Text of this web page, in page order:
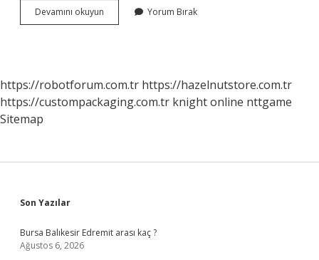
Devamını okuyun
Fırtınası
Yorum Bırak
https://robotforum.com.tr https://hazelnutstore.com.tr
https://custompackaging.com.tr knight online nttgame
Sitemap
Sidebar
Son Yazılar
Bursa Balıkesir Edremit arası kaç ?
Ağustos 6, 2026